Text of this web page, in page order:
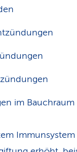
im Bauchraum
Immunsystem